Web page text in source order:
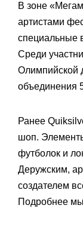
В зоне
артистами
специальные
Среди
Олимпийской
объединения
Ранее
шоп.
футболок и
Деружским,
создателем
Подробнее